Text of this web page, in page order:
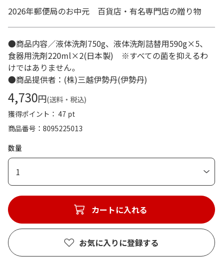
2026年郵便局のお中元 百貨店・有名専門店の贈り物
●商品内容／液体洗剤750g、液体洗剤詰替用590g×5、
食器用洗剤220ml×2(日本製) ※すべての菌を抑えるわ
けではありません。
●商品提供者：(株)三越伊勢丹(伊勢丹)
4,730円(送料・税込)
獲得ポイント： 47 pt
商品番号
8095225013
数量
1
カートに入れる
お気に入りに登録する